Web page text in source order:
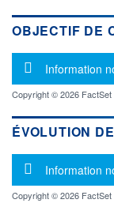
0,0000
0
VALORISATION
LIMITE À LA
BAISSE
0,0000
RENDEMENT
ESTIMÉ 2026
-
OBJECTIF DE
Message
Information
Copyright © 2026
ÉVOLUTION
Message
Information
Copyright © 2026